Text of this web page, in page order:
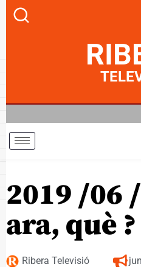
2019 /06
ara, què ?
Ribera Televisió